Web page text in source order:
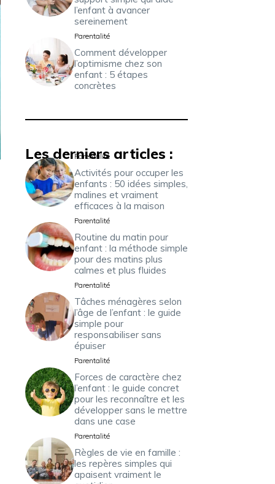
l’enfant à avancer
sereinement
Parentalité
Comment développer
l’optimisme chez son
enfant : 5 étapes
concrètes
Les derniers articles :
Parentalité
Activités pour occuper les
enfants : 50 idées simples,
malines et vraiment
efficaces à la maison
Parentalité
Routine du matin pour
enfant : la méthode simple
pour des matins plus
calmes et plus fluides
Parentalité
Tâches ménagères selon
l’âge de l’enfant : le guide
simple pour
responsabiliser sans
épuiser
Parentalité
Forces de caractère chez
l’enfant : le guide concret
pour les reconnaître et les
développer sans le mettre
dans une case
Parentalité
Règles de vie en famille :
les repères simples qui
apaisent vraiment le